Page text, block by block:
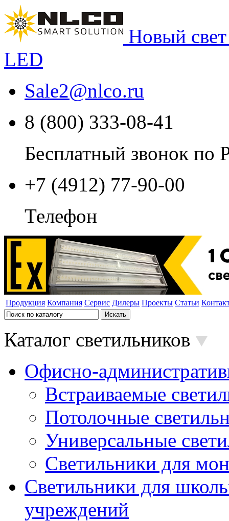
Новый
LED
Sale2@nlco.ru
8 (800) 333-08-41
Бесплатный звонок по
+7 (4912) 77-90-00
Телефон
Продукция Компания Сервис Дилеры Проекты Статьи
Каталог светильников
Офисно-
Встраиваемые
Потолочные
Универсальные
Светильники для
Светильники для
учреждений